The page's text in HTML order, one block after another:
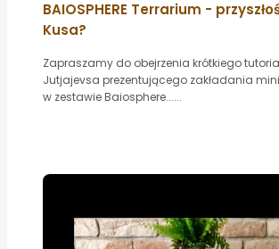
BAIOSPHERE Terrarium -
Kusa?
Zapraszamy do obejrzenia krótkiego
Jutjajevsa prezentującego zakładania
w zestawie Baiosphere......